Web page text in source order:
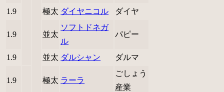
1.9
極太 ダイヤニコル ダイヤ
1.9 並太
ソフトドネガ
ル
パピー
1.9 並太 ダルシャン ダルマ
1.9 極太 ラーラ
ごしょう
産業